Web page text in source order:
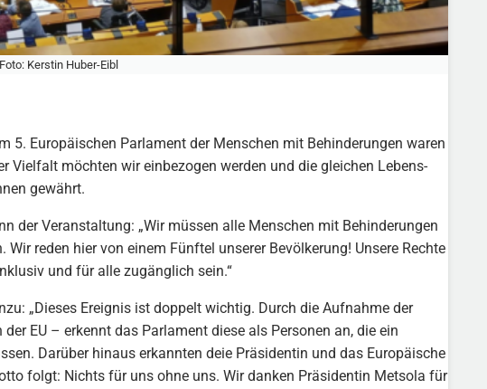
Kerstin Huber-Eibl
5. Europäischen Parlament der Menschen mit Behinderungen waren
Vielfalt möchten wir einbezogen werden und die gleichen Lebens-
gewährt.
der Veranstaltung: „Wir müssen alle Menschen mit Behinderungen
reden hier von einem Fünftel unserer Bevölkerung! Unsere Rechte
und für alle zugänglich sein.“
„Dieses Ereignis ist doppelt wichtig. Durch die Aufnahme der
EU – erkennt das Parlament diese als Personen an, die ein
Darüber hinaus erkannten deie Präsidentin und das Europäische
folgt: Nichts für uns ohne uns. Wir danken Präsidentin Metsola für